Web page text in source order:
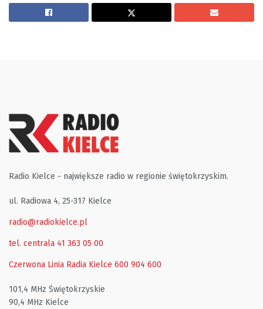
Radio Kielce - największe radio w regionie świętokrzyskim.
ul. Radiowa 4, 25-317 Kielce
radio@radiokielce.pl
tel. centrala 41 363 05 00
Czerwona Linia Radia Kielce 600 904 600
101,4 MHz Świętokrzyskie
90,4 MHz Kielce